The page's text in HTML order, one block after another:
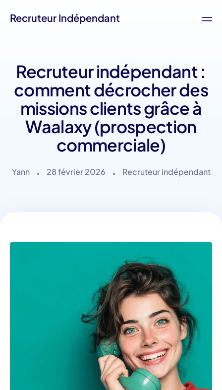
Recruteur Indépendant
Recruteur indépendant :
comment décrocher des
missions clients grâce à
Waalaxy (prospection
commerciale)
Yann 28 février 2026 Recruteur indépendant